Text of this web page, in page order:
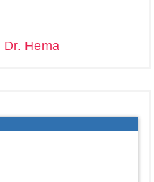
Dr. Hema